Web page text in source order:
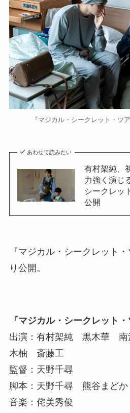
『マジカル・シークレット・ツ
あわせて読みたい
有村架純、
力強く演じ
シークレッ
公開
『マジカル・シークレット
り公開。
『マジカル・シークレット・
出演：有村架純 黒木華
木柚 斎藤工
監督：天野千尋
脚本：天野千尋 熊谷まどか
音楽：侘美秀俊